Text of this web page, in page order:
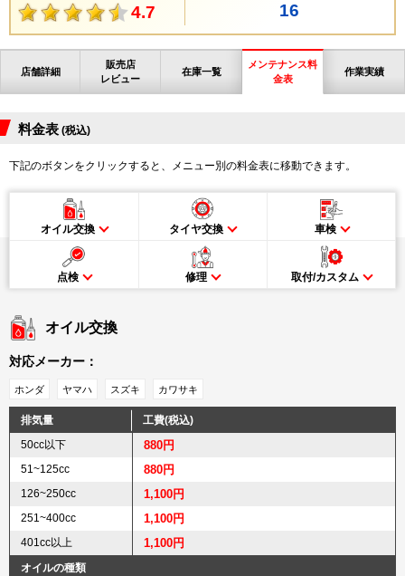
4.7 16
店舗詳細
販売店
レビュー
在庫一覧
メンテナンス料
金表
作業実績
料金表 (税込)
下記のボタンをクリックすると、メニュー別の料金表に移動できます。
オイル交換 タイヤ交換 車検
点検 修理 取付/カスタム
オイル交換
対応メーカー：
ホンダ ヤマハ スズキ カワサキ
排気量
工費(税込)
50cc以下
880円
51~125cc 880円
126~250cc 1,100円
251~400cc 1,100円
401cc以上 1,100円
オイルの種類